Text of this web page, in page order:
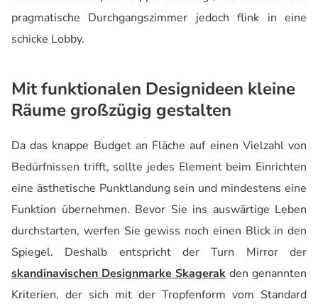
pragmatische Durchgangszimmer jedoch flink in eine
schicke Lobby.
Mit funktionalen Designideen kleine
Räume großzügig gestalten
Da das knappe Budget an Fläche auf einen Vielzahl von
Bedürfnissen trifft, sollte jedes Element beim Einrichten
eine ästhetische Punktlandung sein und mindestens eine
Funktion übernehmen. Bevor Sie ins auswärtige Leben
durchstarten, werfen Sie gewiss noch einen Blick in den
Spiegel. Deshalb entspricht der Turn Mirror der
skandinavischen Designmarke Skagerak den genannten
Kriterien, der sich mit der Tropfenform vom Standard